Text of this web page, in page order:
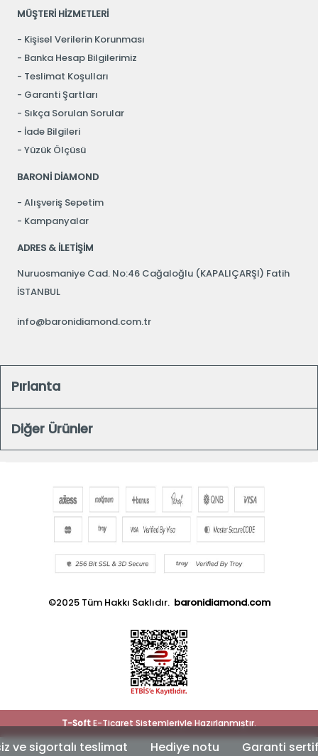
sigortalı teslimat Hediye notu Garanti
MÜŞTERİ HİZMETLERİ
Kişisel Verilerin Korunması
Banka Hesap Bilgilerimiz
Teslimat Koşulları
Garanti Şartları
Sıkça Sorulan Sorular
İade Bilgileri
Yüzük Ölçüsü
BARONİ DİAMOND
Alışveriş Sepetim
Kampanyalar
ADRES & İLETİŞİM
Nuruosmaniye Cad. No:46 Cağaloğlu (KAPALIÇARŞI) Fatih
İSTANBUL
info@baronidiamond.com.tr
Pırlanta
Diğer Ürünler
©2025 Tüm Hakkı Saklıdır. baronidiamond.com
T-SoftE-Ticaret Sistemleriyle Hazırlanmıştır.